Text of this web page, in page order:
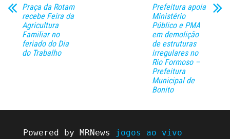
Praça da Rotam
recebe Feira da
Agricultura
Familiar no
feriado do Dia
do Trabalho
Prefeitura apoia
Ministério
Público e PMA
em demolição
de estruturas
irregulares no
Rio Formoso –
Prefeitura
Municipal de
Bonito
Powered by MRNews jogos ao vivo